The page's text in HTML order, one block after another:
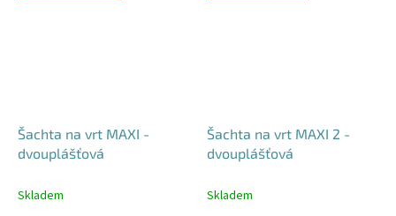
Šachta na vrt MAXI -
dvouplášťová
Skladem
Šachta na vrt MAXI 2 -
dvouplášťová
Skladem